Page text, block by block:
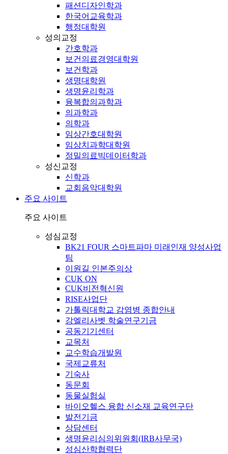
패션디자인학과
한국어교육학과
행정대학원
성의교정
간호학과
보건의료경영대학원
보건학과
생명대학원
생명윤리학과
융복합의과학과
의과학과
의학과
임상간호대학원
임상치과학대학원
정밀의료빅데이터학과
성신교정
신학과
교회음악대학원
주요 사이트
주요 사이트
성심교정
BK21 FOUR 스마트파마 미래인재 양성사업
팀
이원길 인본주의상
CUK ON
CUK비전혁신원
RISE사업단
가톨릭대학교 감염병 종합안내
강엘리사벳 학술연구기금
공동기기센터
교목처
교수학습개발원
국제교류처
기숙사
동문회
동물실험실
바이오헬스 융합 신소재 교육연구단
발전기금
상담센터
생명윤리심의위원회(IRB사무국)
성심산학협력단